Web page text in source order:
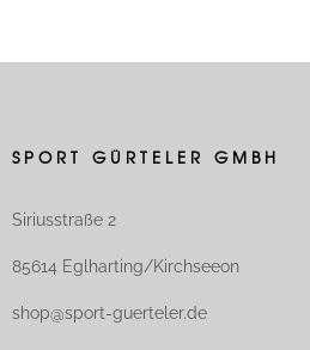
SPORT GÜRTELER GMBH
Siriusstraße 2
85614 Eglharting/Kirchseeon
shop@sport-guerteler.de